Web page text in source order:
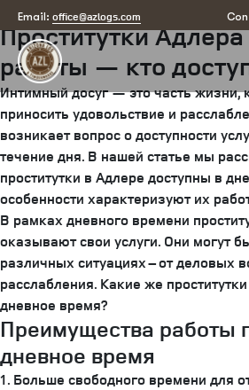
Email: office@azlogs.com
Posted
on
July 24, 2025August 7, 2025 arizona
Проститутки
работы — кто
Интимный досуг — это часть жизни,
приносить удовольствие и
возникает вопрос о доступности
течение дня. В нашей статье мы
проститутки в Адлере доступны в
особенности характеризуют их
В рамках дневного времени
оказывают свои услуги. Они могут
различных ситуациях – от деловых
расслабления. Какие же
дневное время?
Преимущества работы
дневное время
1. Больше свободного времени для